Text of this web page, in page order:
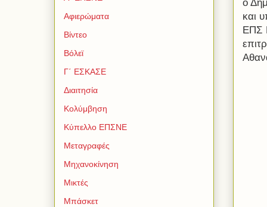
ο
και
ΕΠΣ
Αφιερώματα
Βίντεο
Βόλεϊ
Γ΄ ΕΣΚΑΣΕ
Διαιτησία
Κολύμβηση
Κύπελλο ΕΠΣΝΕ
Μεταγραφές
Μηχανοκίνηση
Μικτές
Μπάσκετ